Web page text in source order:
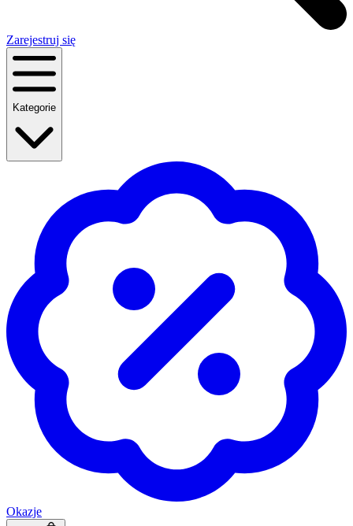
Zarejestruj się
Kategorie
Okazje